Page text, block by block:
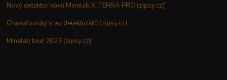
Nový detektor kovů Minelab X TERRA PRO (zipsy.cz)
Chabařovický sraz detektorářů (zipsy.cz)
Minelab tour 2023 (zipsy.cz)